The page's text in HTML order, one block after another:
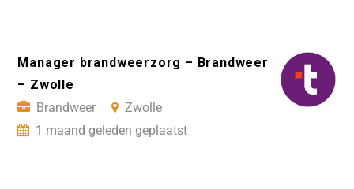
Manager brandweerzorg – Brandweer
– Zwolle
Brandweer
Zwolle
1 maand geleden geplaatst